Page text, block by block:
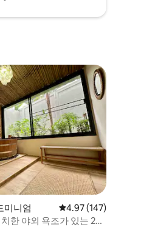
개
미니엄 평점 4.97점(5점 만점),
4.97 (147)
한 야외 욕조가 있는 2C